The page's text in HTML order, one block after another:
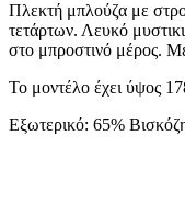
was:
€72.00.
τιμή
είναι:
€43.20.
Πλεκτή μπλούζα με
τετάρτων. Λευκό
στο μπροστινό μέρος.
Το μοντέλο έχει ύψος
Εξωτερικό: 65%